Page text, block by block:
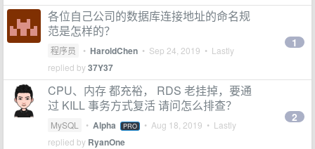
各位自己公司的数据库连接地址的命名规
范是怎样的？
程序员 • HaroldChen • Sep 24, 2019 • Lastly
replied by37Y37
1
CPU、内存 都充裕， RDS 老挂掉，要通
过 KILL 事务方式复活 请问怎么排查？
MySQL • Alpha PRO • Aug 18, 2019 • Lastly
replied by RyanOne
2